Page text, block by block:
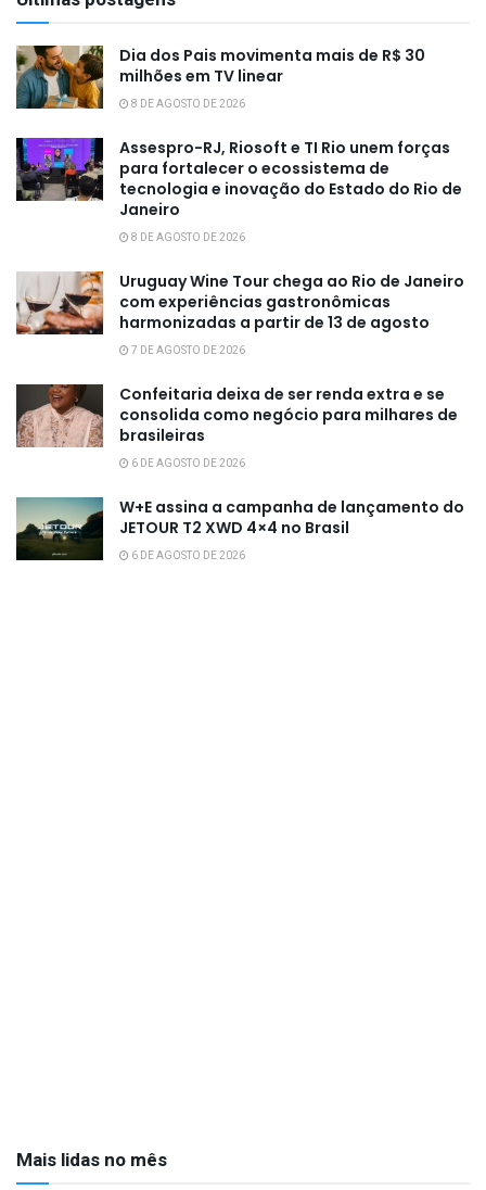
Dia dos Pais movimenta mais de R$ 30
milhões em TV linear
8 DE AGOSTO DE 2026
Assespro-RJ, Riosoft e TI Rio unem forças
para fortalecer o ecossistema de
tecnologia e inovação do Estado do Rio de
Janeiro
8 DE AGOSTO DE 2026
Uruguay Wine Tour chega ao Rio de Janeiro
com experiências gastronômicas
harmonizadas a partir de 13 de agosto
7 DE AGOSTO DE 2026
Confeitaria deixa de ser renda extra e se
consolida como negócio para milhares de
brasileiras
6 DE AGOSTO DE 2026
W+E assina a campanha de lançamento do
JETOUR T2 XWD 4×4 no Brasil
6 DE AGOSTO DE 2026
Mais lidas no mês